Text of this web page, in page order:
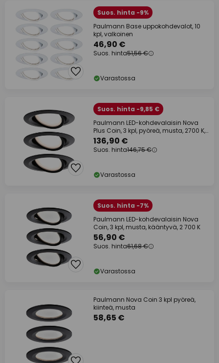
Suos. hinta -9%
Paulmann Base uppokohdevalot, 10
kpl, valkoinen
46,90 €
Suos. hinta51,56 €
Varastossa
Suos. hinta -9,85 €
Paulmann LED-kohdevalaisin Nova
Plus Coin, 3 kpl, pyöreä, musta, 2700 K,
IP65
136,90 €
Suos. hinta146,75 €
Varastossa
Suos. hinta -7%
Paulmann LED-kohdevalaisin Nova
Coin, 3 kpl, musta, kääntyvä, 2 700 K
56,90 €
Suos. hinta61,68 €
Varastossa
Paulmann Nova Coin 3 kpl pyöreä,
kiinteä, musta
58,65 €